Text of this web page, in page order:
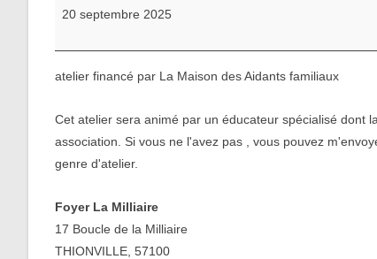
Sociales
ado
20 septembre 2025
atelier financé par La Maison des Aidants familiaux
Cet atelier sera animé par un éducateur spécialisé dont
association. Si vous ne l'avez pas , vous pouvez
genre d'atelier.
Foyer La Milliaire
17 Boucle de la Milliaire
THIONVILLE 57100